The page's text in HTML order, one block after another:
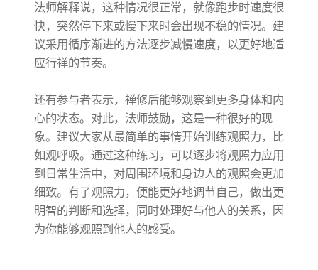
法师解释说，这种情况很正常，就像跑步时速度很
快，突然停下来或慢下来时会出现不稳的情况。建
议采用循序渐进的方法逐步减慢速度，以更好地适
应行禅的节奏。
还有参与者表示，禅修后能够观察到更多身体和内
心的状态。对此，法师鼓励，这是一种很好的现
象。建议大家从最简单的事情开始训练观照力，比
如观呼吸。通过这种练习，可以逐步将观照力应用
到日常生活中，对周围环境和身边人的观照会更加
细致。有了观照力，便能更好地调节自己，做出更
明智的判断和选择，同时处理好与他人的关系，因
为你能够观照到他人的感受。